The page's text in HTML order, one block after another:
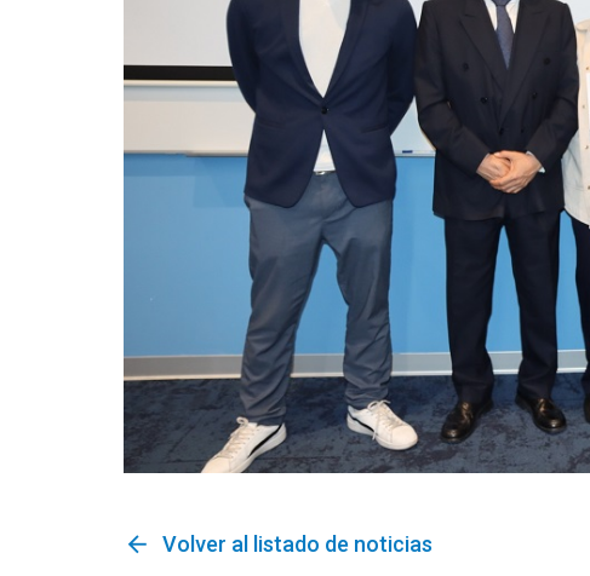
arrow_back Volver al listado de noticias